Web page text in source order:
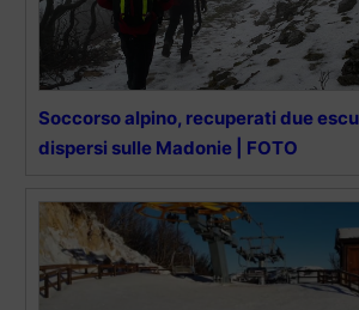
Soccorso alpino, recuperati due
dispersi sulle Madonie | FOTO